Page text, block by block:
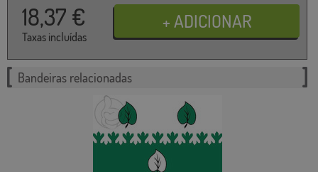
18,37 €
Taxas incluídas
Bandeiras relacionadas